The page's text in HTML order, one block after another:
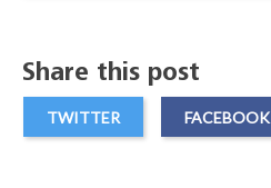
Share this post
TWITTER FACEBOOK